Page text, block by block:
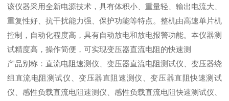
该仪器采用全新电源技术，具有体积小、重量轻、输出电流大、
重复性好、抗干扰能力强、保护功能等特点。整机由高速单片机
控制，自动化程度高，具有自动放电和放电报警功能。本仪器测
试精度高，操作简便，可实现变压器直流电阻的快速测
产品别称：直流电阻速测仪、变压器直流电阻测试仪、变压器绕
组直流电阻测试仪、变压器直阻速测仪、变压器直阻快速测试
仪、感性负载直流电阻速测仪、感性负载直流电阻快速测试仪、